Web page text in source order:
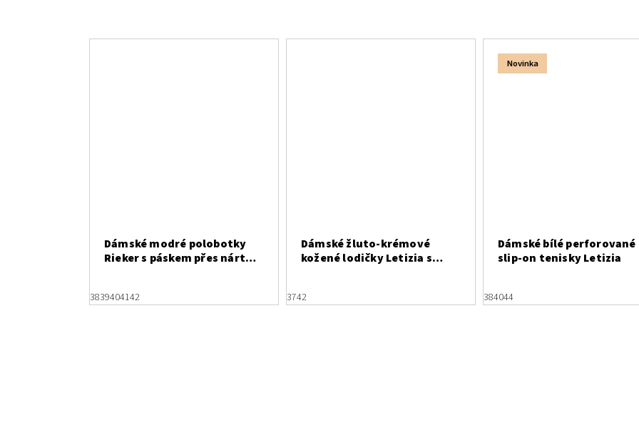
Dámské modré polobotky
Rieker s páskem přes nárt
3839404142
Dámské žluto-krémové
kožené lodičky Letizia s
3742
Novinka
Dámské bílé perforované
slip-on tenisky Letizia
384044